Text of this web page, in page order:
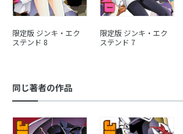
限定版 ジンキ・エク
ステンド 8
限定版 ジンキ・エク
ステンド 7
同じ著者の作品